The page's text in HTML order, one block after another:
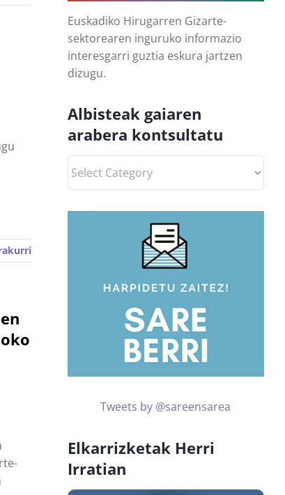
Euskadiko Hirugarren Gizarte-
sektorearen inguruko informazio
interesgarri guztia eskura jartzen
dizugu.
Albisteak gaiaren
arabera kontsultatu
gaiaren
kontsultatu
Tweets by @sareensarea
Elkarrizketak Herri
Irratian